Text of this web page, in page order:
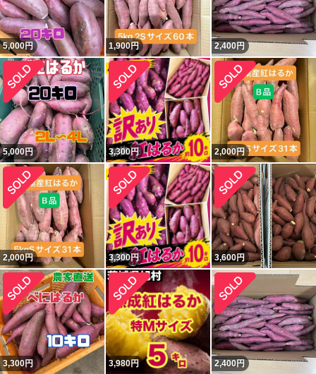
5,000円 1,900円 2,400円
5,000円 3,300円 2,000円
2,000円 3,300円 3,600円
3,300円 3,980円 2,400円